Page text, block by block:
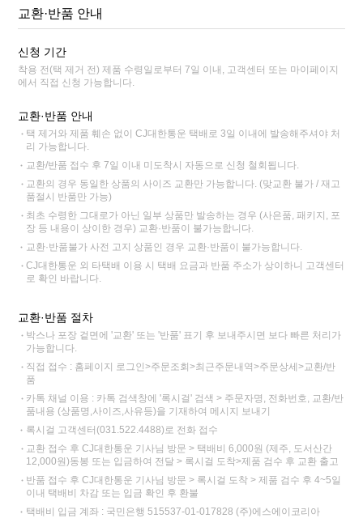
교환·반품 안내
신청 기간
착용 전(택 제거 전) 제품 수령일로부터 7일 이내, 고객센터 또는 마이페이지
에서 직접 신청 가능합니다.
교환·반품 안내
택 제거와 제품 훼손 없이 CJ대한통운 택배로 3일 이내에 발송해주셔야 처
리 가능합니다.
교환/반품 접수 후 7일 이내 미도착시 자동으로 신청 철회됩니다.
교환의 경우 동일한 상품의 사이즈 교환만 가능합니다. (맞교환 불가 / 재고
품절시 반품만 가능)
최초 수령한 그대로가 아닌 일부 상품만 발송하는 경우 (사은품, 패키지, 포
장 등 내용이 상이한 경우) 교환·반품이 불가능합니다.
교환·반품불가 사전 고지 상품인 경우 교환·반품이 불가능합니다.
CJ대한통운 외 타택배 이용 시 택배 요금과 반품 주소가 상이하니 고객센터
로 확인 바랍니다.
교환·반품 절차
박스나 포장 겉면에 '교환' 또는 '반품' 표기 후 보내주시면 보다 빠른 처리가
가능합니다.
직접 접수 : 홈페이지 로그인>주문조회>최근주문내역>주문상세>교환/반
품
카톡 채널 이용 : 카톡 검색창에 '록시걸' 검색 > 주문자명, 전화번호, 교환/반
품내용 (상품명,사이즈,사유등)을 기재하여 메시지 보내기
록시걸 고객센터(031.522.4488)로 전화 접수
교환 접수 후 CJ대한통운 기사님 방문 > 택배비 6,000원 (제주, 도서산간
12,000원)동봉 또는 입금하여 전달 > 록시걸 도착>제품 검수 후 교환 출고
반품 접수 후 CJ대한통운 기사님 방문 > 록시걸 도착 > 제품 검수 후 4~5일
이내 택배비 차감 또는 입금 확인 후 환불
택배비 입금 계좌 : 국민은행 515537-01-017828 (주)에스에이코리아